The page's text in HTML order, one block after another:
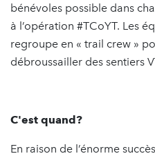
bénévoles possible dans
à l’opération #TCoYT. Les
regroupe en « trail crew »
débroussailler des sentiers
C'est quand?
En raison de l’énorme